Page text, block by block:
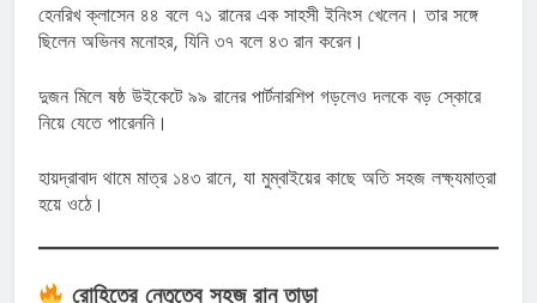
হেনরিখ ক্লাসেন ৪৪ বলে ৭১ রানের এক সাহসী ইনিংস খেলেন। তার সঙ্গে
ছিলেন অভিনব মনোহর, যিনি ৩৭ বলে ৪৩ রান করেন।
দুজন মিলে ষষ্ঠ উইকেটে ৯৯ রানের পার্টনারশিপ গড়লেও দলকে বড় স্কোরে
নিয়ে যেতে পারেননি।
হায়দ্রাবাদ থামে মাত্র ১৪৩ রানে, যা মুম্বাইয়ের কাছে অতি সহজ লক্ষ্যমাত্রা
হয়ে ওঠে।
রোহিতের নেতৃত্বে সহজ রান তাড়া